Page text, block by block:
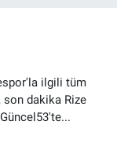
ilgili tüm
dakika Rize